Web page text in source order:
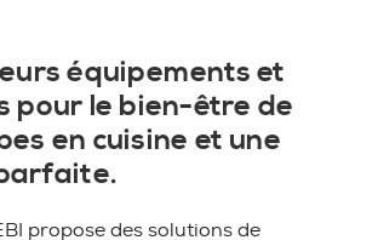
équipements et
pour le bien-être de
en cuisine et une
propose des solutions de